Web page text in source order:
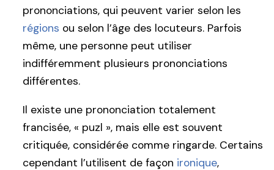
prononciations, qui peuvent varier selon les
régions ou selon l’âge des locuteurs. Parfois
même, une personne peut utiliser
indifféremment plusieurs prononciations
différentes.
Il existe une prononciation totalement
francisée, « puzl », mais elle est souvent
critiquée, considérée comme ringarde. Certains
cependant l’utilisent de façon ironique,